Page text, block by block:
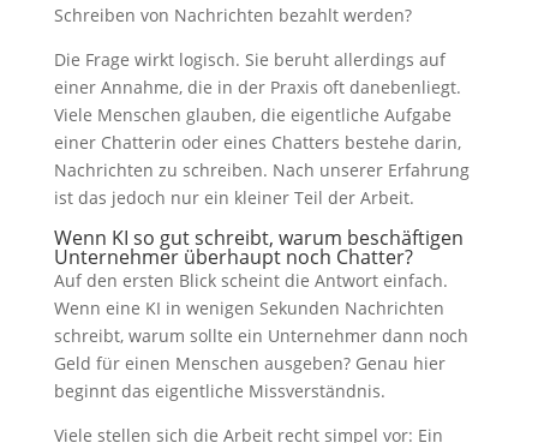
Schreiben von Nachrichten bezahlt werden?
Die Frage wirkt logisch. Sie beruht allerdings auf
einer Annahme, die in der Praxis oft danebenliegt.
Viele Menschen glauben, die eigentliche Aufgabe
einer Chatterin oder eines Chatters bestehe darin,
Nachrichten zu schreiben. Nach unserer Erfahrung
ist das jedoch nur ein kleiner Teil der Arbeit.
Wenn KI so gut schreibt, warum beschäftigen
Unternehmer überhaupt noch Chatter?
Auf den ersten Blick scheint die Antwort einfach.
Wenn eine KI in wenigen Sekunden Nachrichten
schreibt, warum sollte ein Unternehmer dann noch
Geld für einen Menschen ausgeben? Genau hier
beginnt das eigentliche Missverständnis.
Viele stellen sich die Arbeit recht simpel vor: Ein